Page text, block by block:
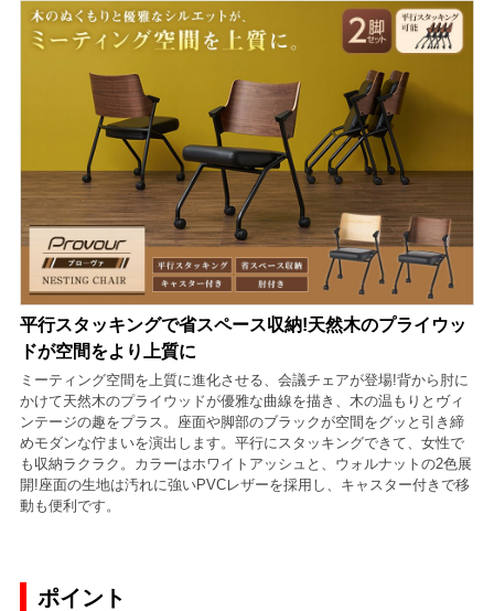
平行スタッキングで省スペース収納!天然木のプライウッ
ドが空間をより上質に
ミーティング空間を上質に進化させる、会議チェアが登場!背から肘に
かけて天然木のプライウッドが優雅な曲線を描き、木の温もりとヴィ
ンテージの趣をプラス。座面や脚部のブラックが空間をグッと引き締
めモダンな佇まいを演出します。平行にスタッキングできて、女性で
も収納ラクラク。カラーはホワイトアッシュと、ウォルナットの2色展
開!座面の生地は汚れに強いPVCレザーを採用し、キャスター付きで移
動も便利です。
ポイント